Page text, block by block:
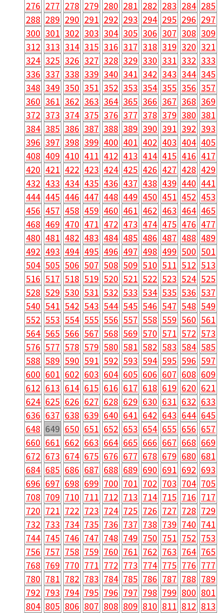
276 277 278 279 280 281 282 283 284 285
288 289 290 291 292 293 294 295 296 297
300 301 302 303 304 305 306 307 308 309
312 313 314 315 316 317 318 319 320 321
324 325 326 327 328 329 330 331 332 333
336 337 338 339 340 341 342 343 344 345
348 349 350 351 352 353 354 355 356 357
360 361 362 363 364 365 366 367 368 369
372 373 374 375 376 377 378 379 380 381
384 385 386 387 388 389 390 391 392 393
396 397 398 399 400 401 402 403 404 405
408 409 410 411 412 413 414 415 416 417
420 421 422 423 424 425 426 427 428 429
432 433 434 435 436 437 438 439 440 441
444 445 446 447 448 449 450 451 452 453
456 457 458 459 460 461 462 463 464 465
468 469 470 471 472 473 474 475 476 477
480 481 482 483 484 485 486 487 488 489
492 493 494 495 496 497 498 499 500 501
504 505 506 507 508 509 510 511 512 513
516 517 518 519 520 521 522 523 524 525
528 529 530 531 532 533 534 535 536 537
540 541 542 543 544 545 546 547 548 549
552 553 554 555 556 557 558 559 560 561
564 565 566 567 568 569 570 571 572 573
576 577 578 579 580 581 582 583 584 585
588 589 590 591 592 593 594 595 596 597
600 601 602 603 604 605 606 607 608 609
612 613 614 615 616 617 618 619 620 621
624 625 626 627 628 629 630 631 632 633
636 637 638 639 640 641 642 643 644 645
648 649 650 651 652 653 654 655 656 657
660 661 662 663 664 665 666 667 668 669
672 673 674 675 676 677 678 679 680 681
684 685 686 687 688 689 690 691 692 693
696 697 698 699 700 701 702 703 704 705
708 709 710 711 712 713 714 715 716 717
720 721 722 723 724 725 726 727 728 729
732 733 734 735 736 737 738 739 740 741
744 745 746 747 748 749 750 751 752 753
756 757 758 759 760 761 762 763 764 765
768 769 770 771 772 773 774 775 776 777
780 781 782 783 784 785 786 787 788 789
792 793 794 795 796 797 798 799 800 801
804 805 806 807 808 809 810 811 812 813